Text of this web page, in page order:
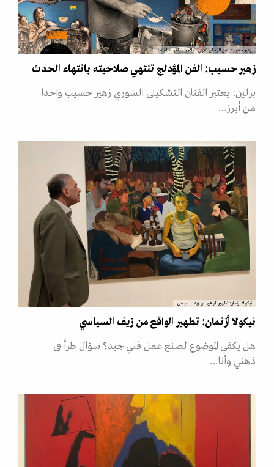
زهير حسيب: الفن المؤدلج تنتهي صلاحيته بانتهاء الحدث
زهير حسيب: الفن المؤدلج تنتهي صلاحيته بانتهاء الحدث
برلين: يعتبر الفنان التشكيلي السوري زهير حسيب واحدا
من أبرز…
نيكولا أزنمان: تطهير الواقع من زيف السياسي
نيكولا أزنمان: تطهير الواقع من زيف السياسي
هل يكفي الموضوع لصنع عمل فني جيد؟ سؤال طرأ في
ذهني وأنا…